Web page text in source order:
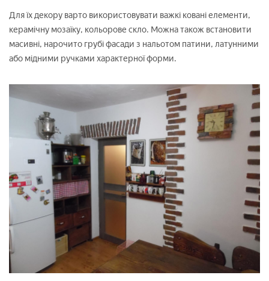
Для їх декору варто використовувати важкі ковані елементи,
керамічну мозаїку, кольорове скло. Можна також встановити
масивні, нарочито грубі фасади з нальотом патини, латунними
або мідними ручками характерної форми.